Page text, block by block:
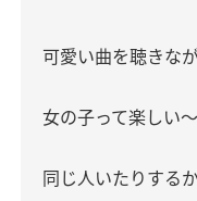
可愛い曲を聴きな
女の子って楽しい
同じ人いたりする